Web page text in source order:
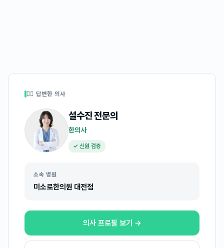
👩‍⚕️ 답변한 의사
설수진전문의
한의사
✓ 신원 검증
소속 병원
미소로한의원 대전점
의사 프로필 보기 →